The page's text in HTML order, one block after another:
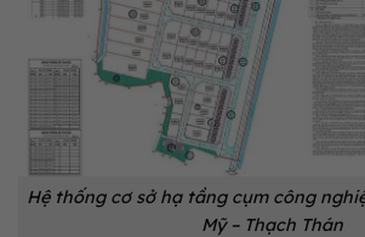
Hệ thống cơ sở hạ tầng cụm công
Mỹ – Thạch Thán